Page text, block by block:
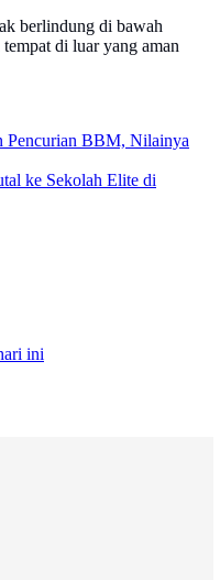
berlindung di bawah
di luar yang aman
Pencurian BBM, Nilainya
ke Sekolah Elite di
ini